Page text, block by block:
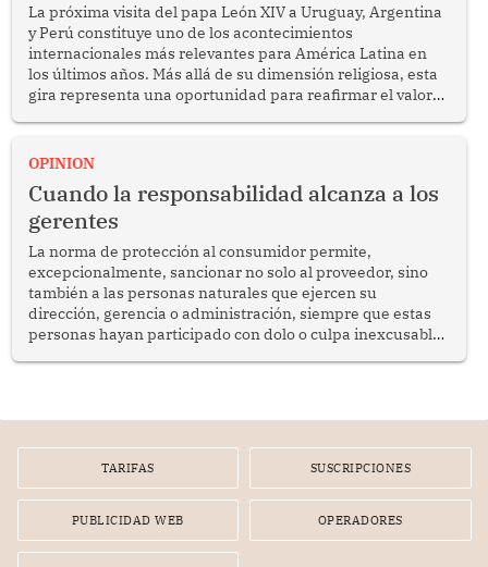
La próxima visita del papa León XIV a Uruguay, Argentina
y Perú constituye uno de los acontecimientos
internacionales más relevantes para América Latina en
los últimos años. Más allá de su dimensión religiosa, esta
gira representa una oportunidad para reafirmar el valor
enfrenta desafíos en materia de desarrollo, cohesión
OPINION
Cuando la responsabilidad alcanza a los
gerentes
La norma de protección al consumidor permite,
excepcionalmente, sancionar no solo al proveedor, sino
también a las personas naturales que ejercen su
dirección, gerencia o administración, siempre que estas
personas hayan participado con dolo o culpa inexcusable
por la frustrada realización de un meet and greet con
TARIFAS SUSCRIPCIONES
PUBLICIDAD WEB OPERADORES